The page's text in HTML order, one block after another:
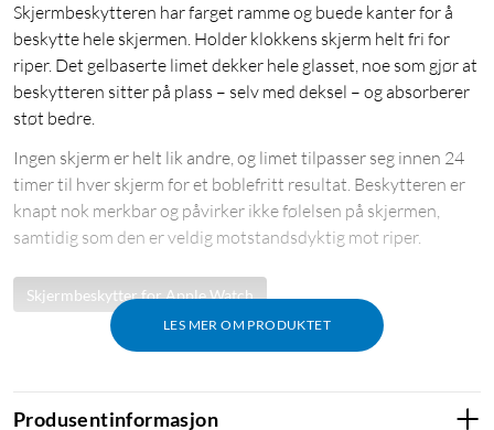
Skjermbeskytteren har farget ramme og buede kanter for å
beskytte hele skjermen. Holder klokkens skjerm helt fri for
riper. Det gelbaserte limet dekker hele glasset, noe som gjør at
beskytteren sitter på plass – selv med deksel – og absorberer
støt bedre.
LES MER OM PRODUKTET
Ingen skjerm er helt lik andre, og limet tilpasser seg innen 24
timer til hver skjerm for et boblefritt resultat. Beskytteren er
knapt nok merkbar og påvirker ikke følelsen på skjermen,
samtidig som den er veldig motstandsdyktig mot riper.
Skjermbeskytter for Apple Watch
Produsentinformasjon